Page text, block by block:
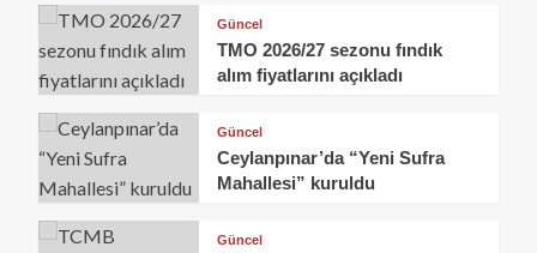
Güncel
TMO 2026/27 sezonu fındık
alım fiyatlarını açıkladı
Güncel
Ceylanpınar’da “Yeni Sufra
Mahallesi” kuruldu
Güncel